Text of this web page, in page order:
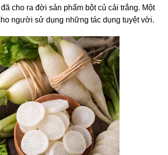
cho ra đời sản phẩm bột củ cải trắng. Một
người sử dụng những tác dụng tuyệt vời.